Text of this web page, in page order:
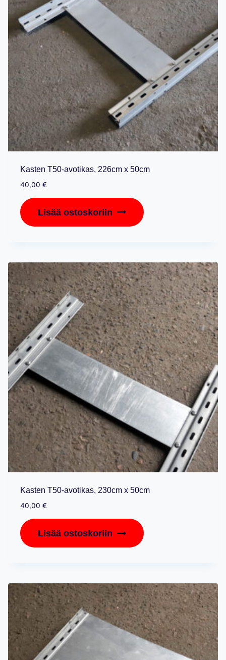
Kasten T50-avotikas, 226cm x 50cm
40,00 €
Lisää ostoskoriin
Kasten T50-avotikas, 230cm x 50cm
40,00 €
Lisää ostoskoriin